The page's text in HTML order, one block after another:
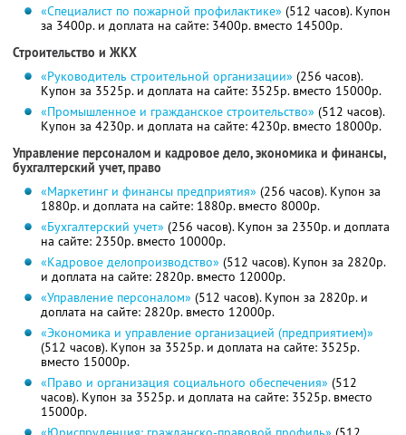
«Специалист по пожарной профилактике» (512 часов). Купон
за 3400р. и доплата на сайте: 3400р. вместо 14500р.
Строительство и ЖКХ
«Руководитель строительной организации» (256 часов).
Купон за 3525р. и доплата на сайте: 3525р. вместо 15000р.
«Промышленное и гражданское строительство» (512 часов).
Купон за 4230р. и доплата на сайте: 4230р. вместо 18000р.
Управление персоналом и кадровое дело, экономика и финансы,
бухгалтерский учет, право
«Маркетинг и финансы предприятия» (256 часов). Купон за
1880р. и доплата на сайте: 1880р. вместо 8000р.
«Бухгалтерский учет» (256 часов). Купон за 2350р. и доплата
на сайте: 2350р. вместо 10000р.
«Кадровое делопроизводство» (512 часов). Купон за 2820р.
и доплата на сайте: 2820р. вместо 12000р.
«Управление персоналом» (512 часов). Купон за 2820р. и
доплата на сайте: 2820р. вместо 12000р.
«Экономика и управление организацией (предприятием)»
(512 часов). Купон за 3525р. и доплата на сайте: 3525р.
вместо 15000р.
«Право и организация социального обеспечения» (512
часов). Купон за 3525р. и доплата на сайте: 3525р. вместо
15000р.